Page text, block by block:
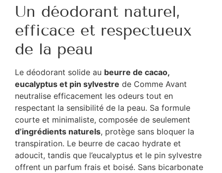
Un déodorant naturel,
efficace et respectueux
de la peau
Le déodorant solide au beurre de cacao,
eucalyptus et pin sylvestre de Comme Avant
neutralise efficacement les odeurs tout en
respectant la sensibilité de la peau. Sa formule
courte et minimaliste, composée de seulement
d’ingrédients naturels, protège sans bloquer la
transpiration. Le beurre de cacao hydrate et
adoucit, tandis que l’eucalyptus et le pin sylvestre
offrent un parfum frais et boisé. Sans bicarbonate